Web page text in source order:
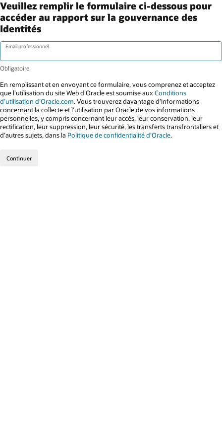
Veuillez remplir le formulaire ci-dessous pour
accéder au rapport sur la gouvernance des
Identités
Email professionnel
En remplissant et en envoyant ce formulaire, vous comprenez et acceptez
que l’utilisation du site Web d’Oracle est soumise auxConditions
d’utilisation d’Oracle.com. Vous trouverez davantage d’informations
concernant la collecte et l’utilisation par Oracle de vos informations
personnelles, y compris concernant leur accès, leur conservation, leur
rectification, leur suppression, leur sécurité, les transferts transfrontaliers et
d’autres sujets, dans la Politique de confidentialité d’Oracle.
Continuer